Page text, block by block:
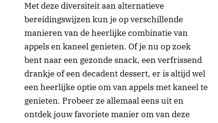
Met deze diversiteit aan alternatieve
bereidingswijzen kun je op verschillende
manieren van de heerlijke combinatie van
appels en kaneel genieten. Of je nu op zoek
bent naar een gezonde snack, een verfrissend
drankje of een decadent dessert, er is altijd wel
een heerlijke optie om van appels met kaneel te
genieten. Probeer ze allemaal eens uit en
ontdek jouw favoriete manier om van deze